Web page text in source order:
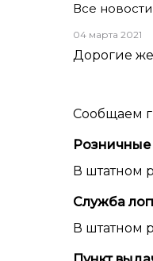
Все новости
04 марта 2021
Дорогие
Сообщаем
Розничные
В штатном
Служба
В штатном